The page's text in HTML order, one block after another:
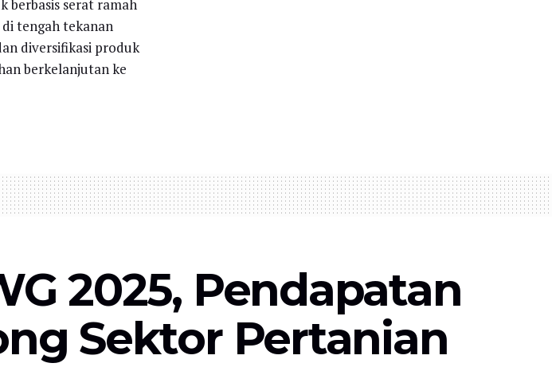
berbasis serat ramah
tengah tekanan
diversifikasi produk
berkelanjutan ke
2025, Pendapatan
Sektor Pertanian